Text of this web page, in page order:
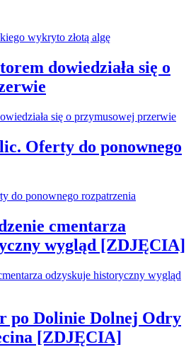
dowiedziała się o
Oferty do ponownego
cmentarza
wygląd [ZDJĘCIA]
po Dolinie Dolnej Odry
[ZDJĘCIA]